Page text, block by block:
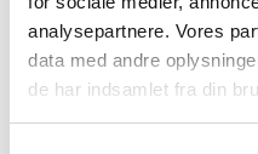
analysepartnere. Vores
data med andre
de har indsamlet fra din
Udløbsstuds Ø 34 mm
2 lukkekapper med tætning